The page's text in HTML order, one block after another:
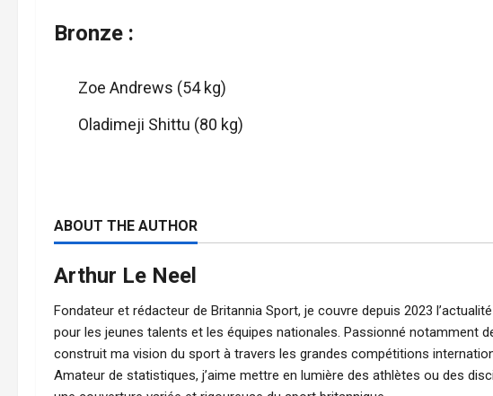
Bronze :
Zoe Andrews (54 kg)
Oladimeji Shittu (80 kg)
ABOUT THE AUTHOR
Arthur Le Neel
Fondateur et rédacteur de Britannia Sport, je couvre depuis 2023
pour les jeunes talents et les équipes nationales. Passionné notamment
construit ma vision du sport à travers les grandes compétitions
Amateur de statistiques, j’aime mettre en lumière des athlètes ou des